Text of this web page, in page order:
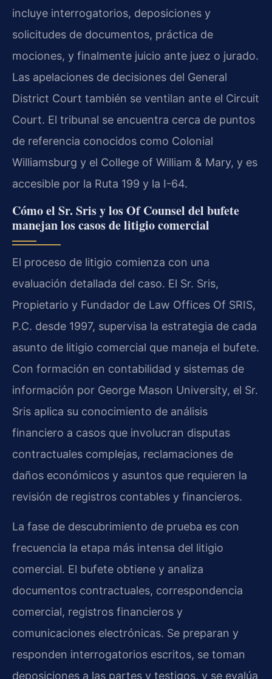
incluye interrogatorios, deposiciones y
solicitudes de documentos, práctica de
mociones, y finalmente juicio ante juez o jurado.
Las apelaciones de decisiones del General
District Court también se ventilan ante el Circuit
Court. El tribunal se encuentra cerca de puntos
de referencia conocidos como Colonial
Williamsburg y el College of William & Mary, y es
accesible por la Ruta 199 y la I-64.
Cómo el Sr. Sris y los Of Counsel del bufete
manejan los casos de litigio comercial
El proceso de litigio comienza con una
evaluación detallada del caso. El Sr. Sris,
Propietario y Fundador de Law Offices Of SRIS,
P.C. desde 1997, supervisa la estrategia de cada
asunto de litigio comercial que maneja el bufete.
Con formación en contabilidad y sistemas de
información por George Mason University, el Sr.
Sris aplica su conocimiento de análisis
financiero a casos que involucran disputas
contractuales complejas, reclamaciones de
daños económicos y asuntos que requieren la
revisión de registros contables y financieros.
La fase de descubrimiento de prueba es con
frecuencia la etapa más intensa del litigio
comercial. El bufete obtiene y analiza
documentos contractuales, correspondencia
comercial, registros financieros y
comunicaciones electrónicas. Se preparan y
responden interrogatorios escritos, se toman
deposiciones a las partes y testigos, y se evalúa